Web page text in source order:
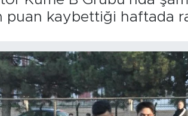
puan kaybettiği haftada